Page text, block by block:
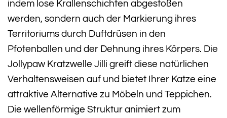
indem lose Krallenschichten abgestoßen
werden, sondern auch der Markierung ihres
Territoriums durch Duftdrüsen in den
Pfotenballen und der Dehnung ihres Körpers. Die
Jollypaw Kratzwelle Jilli greift diese natürlichen
Verhaltensweisen auf und bietet Ihrer Katze eine
attraktive Alternative zu Möbeln und Teppichen.
Die wellenförmige Struktur animiert zum